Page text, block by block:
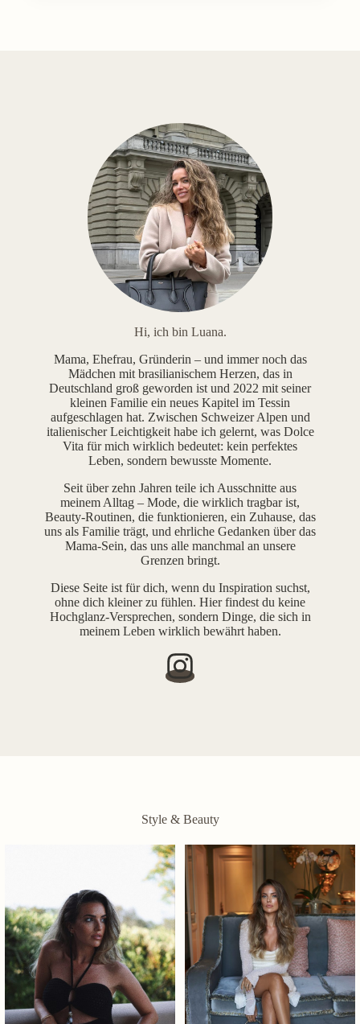
Hi, ich bin Luana.
Mama, Ehefrau, Gründerin – und immer noch das
Mädchen mit brasilianischem Herzen, das in
Deutschland groß geworden ist und 2022 mit seiner
kleinen Familie ein neues Kapitel im Tessin
aufgeschlagen hat. Zwischen Schweizer Alpen und
italienischer Leichtigkeit habe ich gelernt, was Dolce
Vita für mich wirklich bedeutet: kein perfektes
Leben, sondern bewusste Momente.
Seit über zehn Jahren teile ich Ausschnitte aus
meinem Alltag – Mode, die wirklich tragbar ist,
Beauty-Routinen, die funktionieren, ein Zuhause, das
uns als Familie trägt, und ehrliche Gedanken über das
Mama-Sein, das uns alle manchmal an unsere
Grenzen bringt.
Diese Seite ist für dich, wenn du Inspiration suchst,
ohne dich kleiner zu fühlen. Hier findest du keine
Hochglanz-Versprechen, sondern Dinge, die sich in
meinem Leben wirklich bewährt haben.
Style & Beauty